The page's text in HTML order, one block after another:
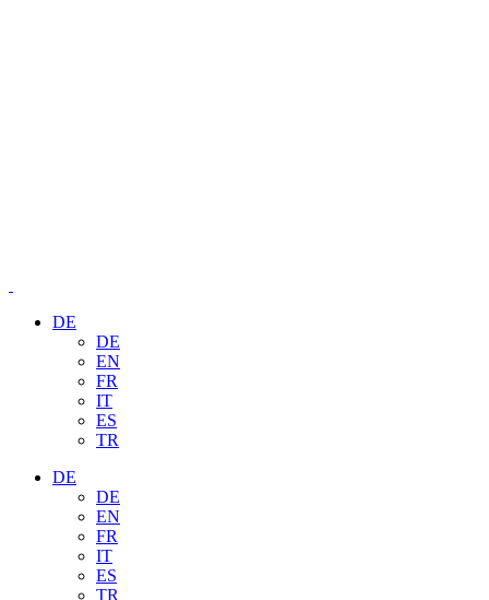
DE
DE
EN
FR
IT
ES
TR
DE
DE
EN
FR
IT
ES
TR